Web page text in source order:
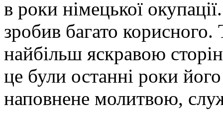
в роки німецької
зробив багато
найбільш яскравою
це були останні роки
наповнене молитвою,